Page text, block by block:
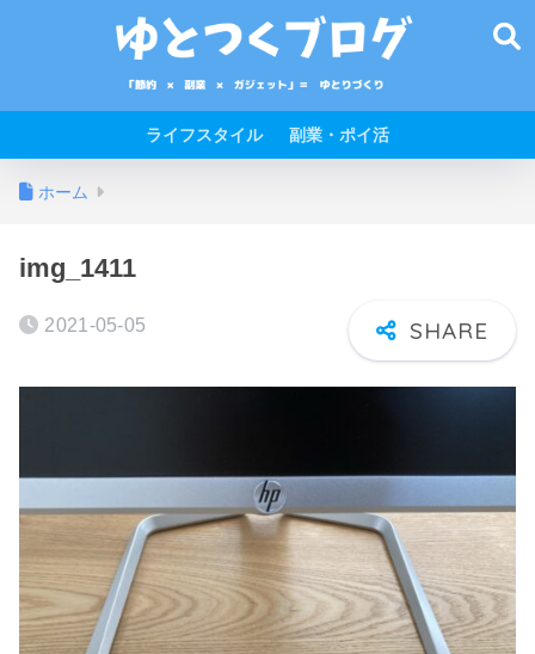
ライフスタイル 副業・ポイ活
ホーム
img_1411
2021-05-05